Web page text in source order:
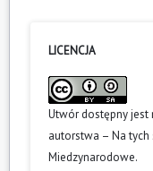
LICENCJA
Utwór dostępny jest
autorstwa – Na tych
Miedzynarodowe.